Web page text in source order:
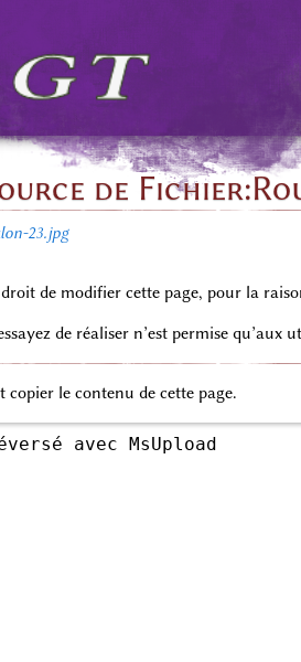
de
23.jpg
droit de modifier cette page, pour la
de réaliser n’est permise qu’aux
copier le contenu de cette page.